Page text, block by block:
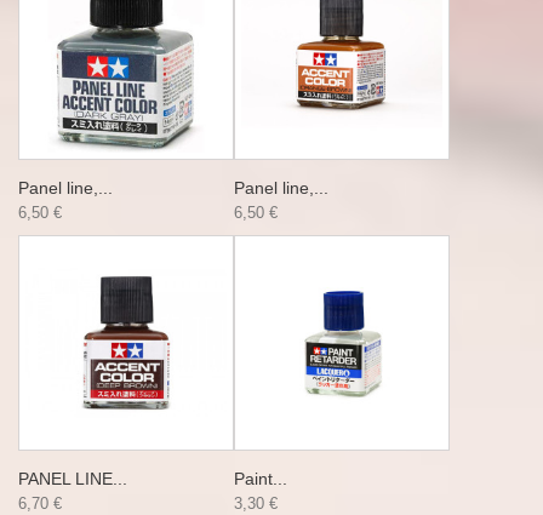
Panel line,...
6,50 €
Panel line,...
6,50 €
PANEL LINE...
6,70 €
Paint...
3,30 €